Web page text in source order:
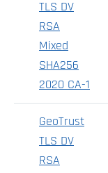
TLS DV
RSA
Mixed
SHA256
2020 CA-1
GeoTrust
TLS DV
RSA